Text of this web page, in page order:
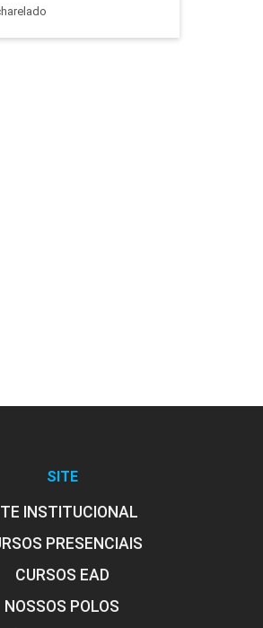
SITE
INSTITUCIONAL
PRESENCIAIS
CURSOS EAD
NOSSOS POLOS